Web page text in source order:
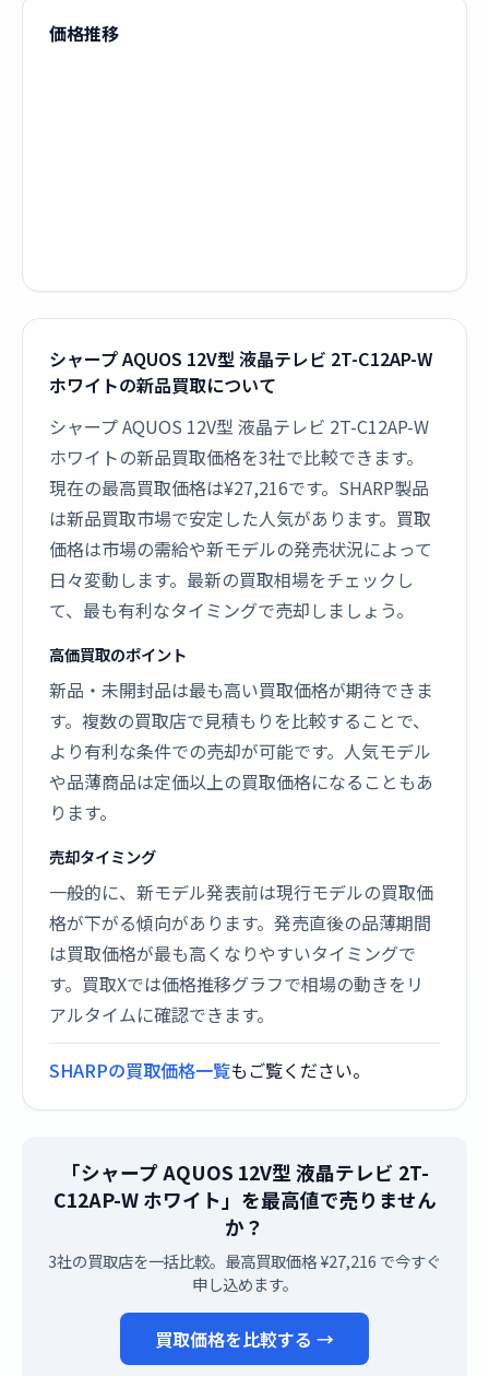
価格推移
シャープ AQUOS 12V型 液晶テレビ 2T-C12AP-W
ホワイトの新品買取について
シャープ AQUOS 12V型 液晶テレビ 2T-C12AP-W
ホワイトの新品買取価格を3社で比較できます。
現在の最高買取価格は¥27,216です。SHARP製品
は新品買取市場で安定した人気があります。買取
価格は市場の需給や新モデルの発売状況によって
日々変動します。最新の買取相場をチェックし
て、最も有利なタイミングで売却しましょう。
高価買取のポイント
新品・未開封品は最も高い買取価格が期待できま
す。複数の買取店で見積もりを比較することで、
より有利な条件での売却が可能です。人気モデル
や品薄商品は定価以上の買取価格になることもあ
ります。
売却タイミング
一般的に、新モデル発表前は現行モデルの買取価
格が下がる傾向があります。発売直後の品薄期間
は買取価格が最も高くなりやすいタイミングで
す。買取Xでは価格推移グラフで相場の動きをリ
アルタイムに確認できます。
SHARPの買取価格一覧もご覧ください。
「シャープ AQUOS 12V型 液晶テレビ 2T-
C12AP-W ホワイト」を最高値で売りません
か？
3社の買取店を一括比較。最高買取価格 ¥27,216 で今すぐ
申し込めます。
買取価格を比較する →